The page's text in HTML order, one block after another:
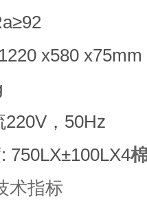
1220 x580 x75mm
220V ， 50Hz
: 750LX±100LX4
术指标